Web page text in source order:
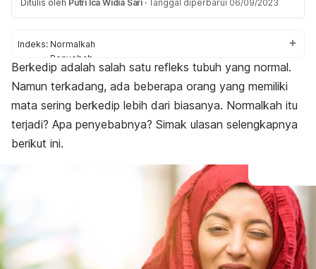
Ditulis oleh Putri Ica Widia Sari · Tanggal diperbarui 06/09/2023
Indeks: Normalkah
Penyebab
Cara mengatasi
Berkedip adalah salah satu refleks tubuh yang normal.
Namun terkadang, ada beberapa orang yang memiliki
mata sering berkedip lebih dari biasanya. Normalkah itu
terjadi? Apa penyebabnya? Simak ulasan selengkapnya
berikut ini.